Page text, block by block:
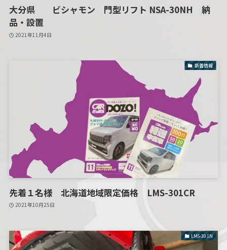
大分県 ビシャモン 門型リフト NSA-30NH 納
品・設置
2021年11月4日
新着情報
先着１名様 北海道地域限定価格 LMS-301CR
2021年10月25日
LMS-301N